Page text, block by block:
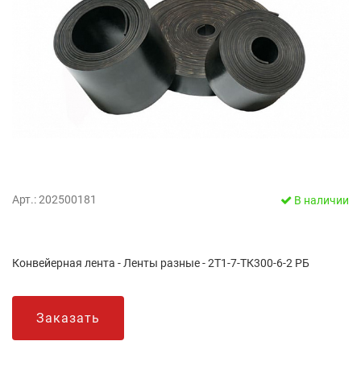
Арт.: 202500181 В наличии
Конвейерная лента - Ленты разные - 2Т1-7-ТК300-6-2 РБ
Заказать